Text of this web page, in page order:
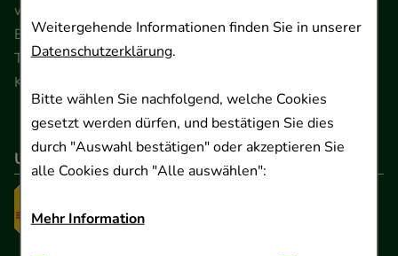
Weitergehende Informationen finden Sie in unserer
Datenschutzerklärung.
Bitte wählen Sie nachfolgend, welche Cookies
gesetzt werden dürfen, und bestätigen Sie dies
durch "Auswahl bestätigen" oder akzeptieren Sie
alle Cookies durch "Alle auswählen":
Mehr Information
www.ApoSalis.de
Ernst-August-Platz 2 · 30159 Hannover
Telefon 0511 89 71 80 0 · Fax 0511 89 71 80 11
Kontaktformular
Unser Versanddienstleister